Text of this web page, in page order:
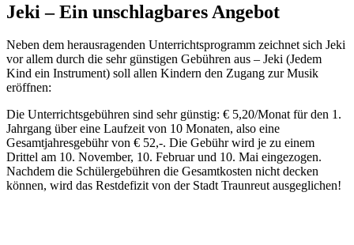
Jeki – Ein unschlagbares Angebot
Neben dem herausragenden Unterrichtsprogramm zeichnet sich Jeki
vor allem durch die sehr günstigen Gebühren aus – Jeki (Jedem
Kind ein Instrument) soll allen Kindern den Zugang zur Musik
eröffnen:
Die Unterrichtsgebühren sind sehr günstig: € 5,20/Monat für den 1.
Jahrgang über eine Laufzeit von 10 Monaten, also eine
Gesamtjahresgebühr von € 52,-. Die Gebühr wird je zu einem
Drittel am 10. November, 10. Februar und 10. Mai eingezogen.
Nachdem die Schülergebühren die Gesamtkosten nicht decken
können, wird das Restdefizit von der Stadt Traunreut ausgeglichen!